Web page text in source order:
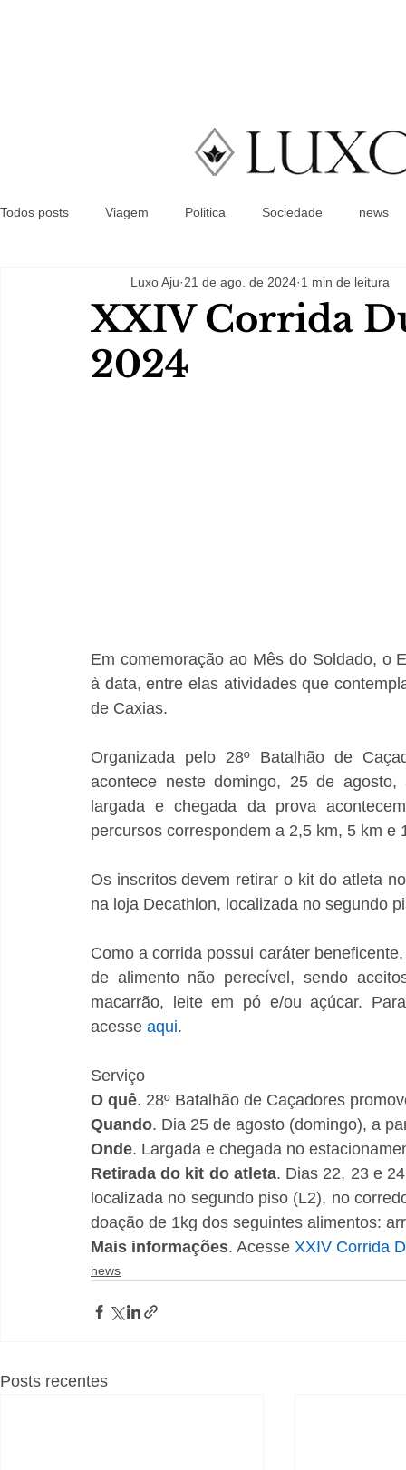
Todos posts Viagem Politica Sociedade news
XXIV Corrida
2024
Luxo Aju 21 de ago. de 2024 1 min de leitura
Em comemoração ao Mês do Soldado, o
à data, entre elas atividades que
de Caxias.
Organizada pelo 28º Batalhão de
acontece neste domingo, 25 de
largada e chegada da prova
percursos correspondem a 2,5 km, 5 km e
Os inscritos devem retirar o kit do atleta
na loja Decathlon, localizada no segundo
Como a corrida possui caráter
de alimento não perecível, sendo
macarrão, leite em pó e/ou açúcar.
acesse aqui.
Serviço
O quê. 28º Batalhão de Caçadores
Quando. Dia 25 de agosto (domingo), a
Onde. Largada e chegada no
Retirada do kit do atleta. Dias 22, 23 e
localizada no segundo piso (L2), no
doação de 1kg dos seguintes alimentos:
Mais informações. Acesse XXIV Corrida
news
Posts recentes